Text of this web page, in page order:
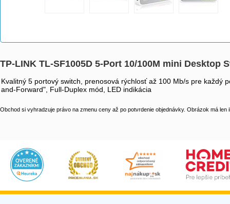
TP-LINK TL-SF1005D 5-Port 10/100M mini Desktop
Kvalitný 5 portový switch, prenosová rýchlosť až 100 Mb/s pre každý
and-Forward", Full-Duplex mód, LED indikácia
Obchod si vyhradzuje právo na zmenu ceny až po potvrdenie objednávky. Obrázok má len